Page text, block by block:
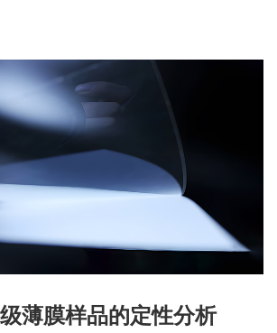
薄膜样品的定性分析